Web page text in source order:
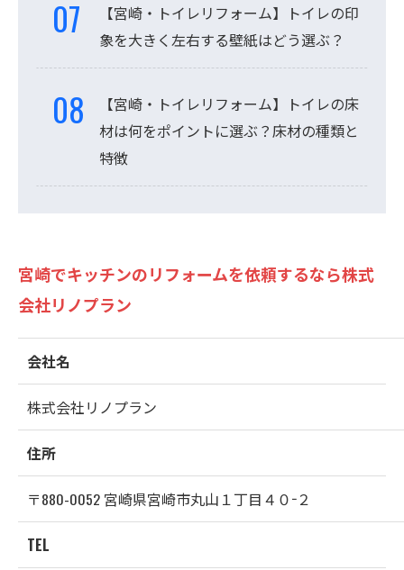
【宮崎・トイレリフォーム】トイレの印
象を大きく左右する壁紙はどう選ぶ？
【宮崎・トイレリフォーム】トイレの床
材は何をポイントに選ぶ？床材の種類と
特徴
宮崎でキッチンのリフォームを依頼するなら株式
会社リノプラン
会社名
株式会社リノプラン
住所
〒880-0052 宮崎県宮崎市丸山１丁目４０−２
TEL